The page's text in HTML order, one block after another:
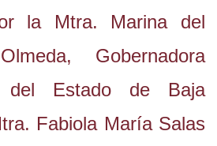
la Mtra. Marina del
Gobernadora
del Estado de Baja
Fabiola María Salas